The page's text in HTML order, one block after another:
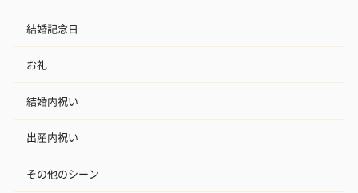
結婚記念日
お礼
結婚内祝い
出産内祝い
その他のシーン